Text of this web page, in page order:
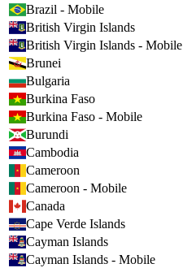
Brazil - Mobile
British Virgin Islands
British Virgin Islands - Mobile
Brunei
Bulgaria
Burkina Faso
Burkina Faso - Mobile
Burundi
Cambodia
Cameroon
Cameroon - Mobile
Canada
Cape Verde Islands
Cayman Islands
Cayman Islands - Mobile